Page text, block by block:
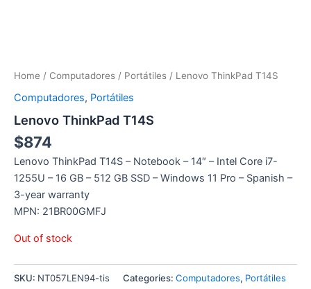
Home / Computadores / Portátiles / Lenovo ThinkPad T14S
Computadores, Portátiles
Lenovo ThinkPad T14S
$874
Lenovo ThinkPad T14S – Notebook – 14″ – Intel Core i7-
1255U – 16 GB – 512 GB SSD – Windows 11 Pro – Spanish –
3-year warranty
MPN: 21BR00GMFJ
Out of stock
SKU: NT057LEN94-tis Categories: Computadores, Portátiles